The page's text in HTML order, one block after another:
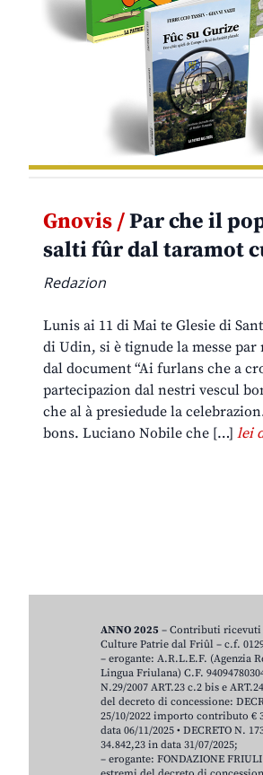
Gnovis /Par che il
salti fûr dal taramot
Redazion
Lunis ai 11 di Mai te Glesie di
di Udin, si è tignude la messe par
dal document “Ai furlans che a
partecipazion dal nestri vescul
che al à presiedude la
bons. Luciano Nobile che […] lei
ANNO 2025 – Contributi ricevuti
Culture Patrie dal Friûl – c.f.
– erogante: A.R.L.E.F. (Agenzia
Lingua Friulana) C.F.
N.29/2007 ART.23 c.2 bis e
del decreto di concessione:
25/10/2022 importo contributo €
data 06/11/2025 • DECRETO N.
34.842,23 in data 31/07/2025;
– erogante: FONDAZIONE FRIULI